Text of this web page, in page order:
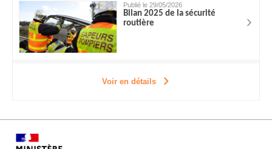
Publié le 29/05/2026
Bilan 2025 de la sécurité
routière
Voir en détails